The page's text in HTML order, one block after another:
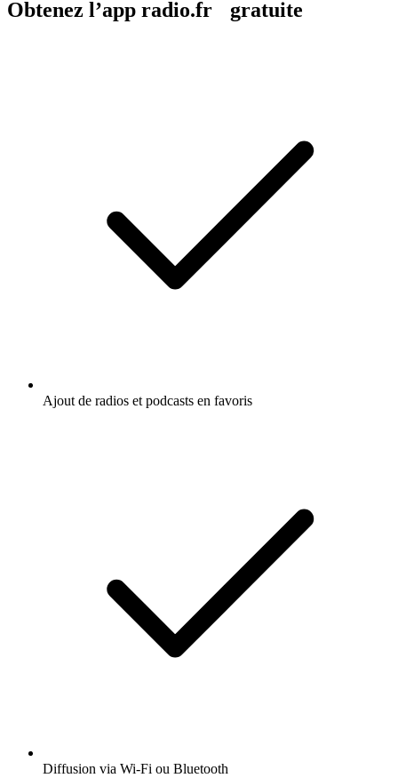
Obtenez l’app radio.fr gratuite
Ajout de radios et podcasts en favoris
Diffusion via Wi-Fi ou Bluetooth